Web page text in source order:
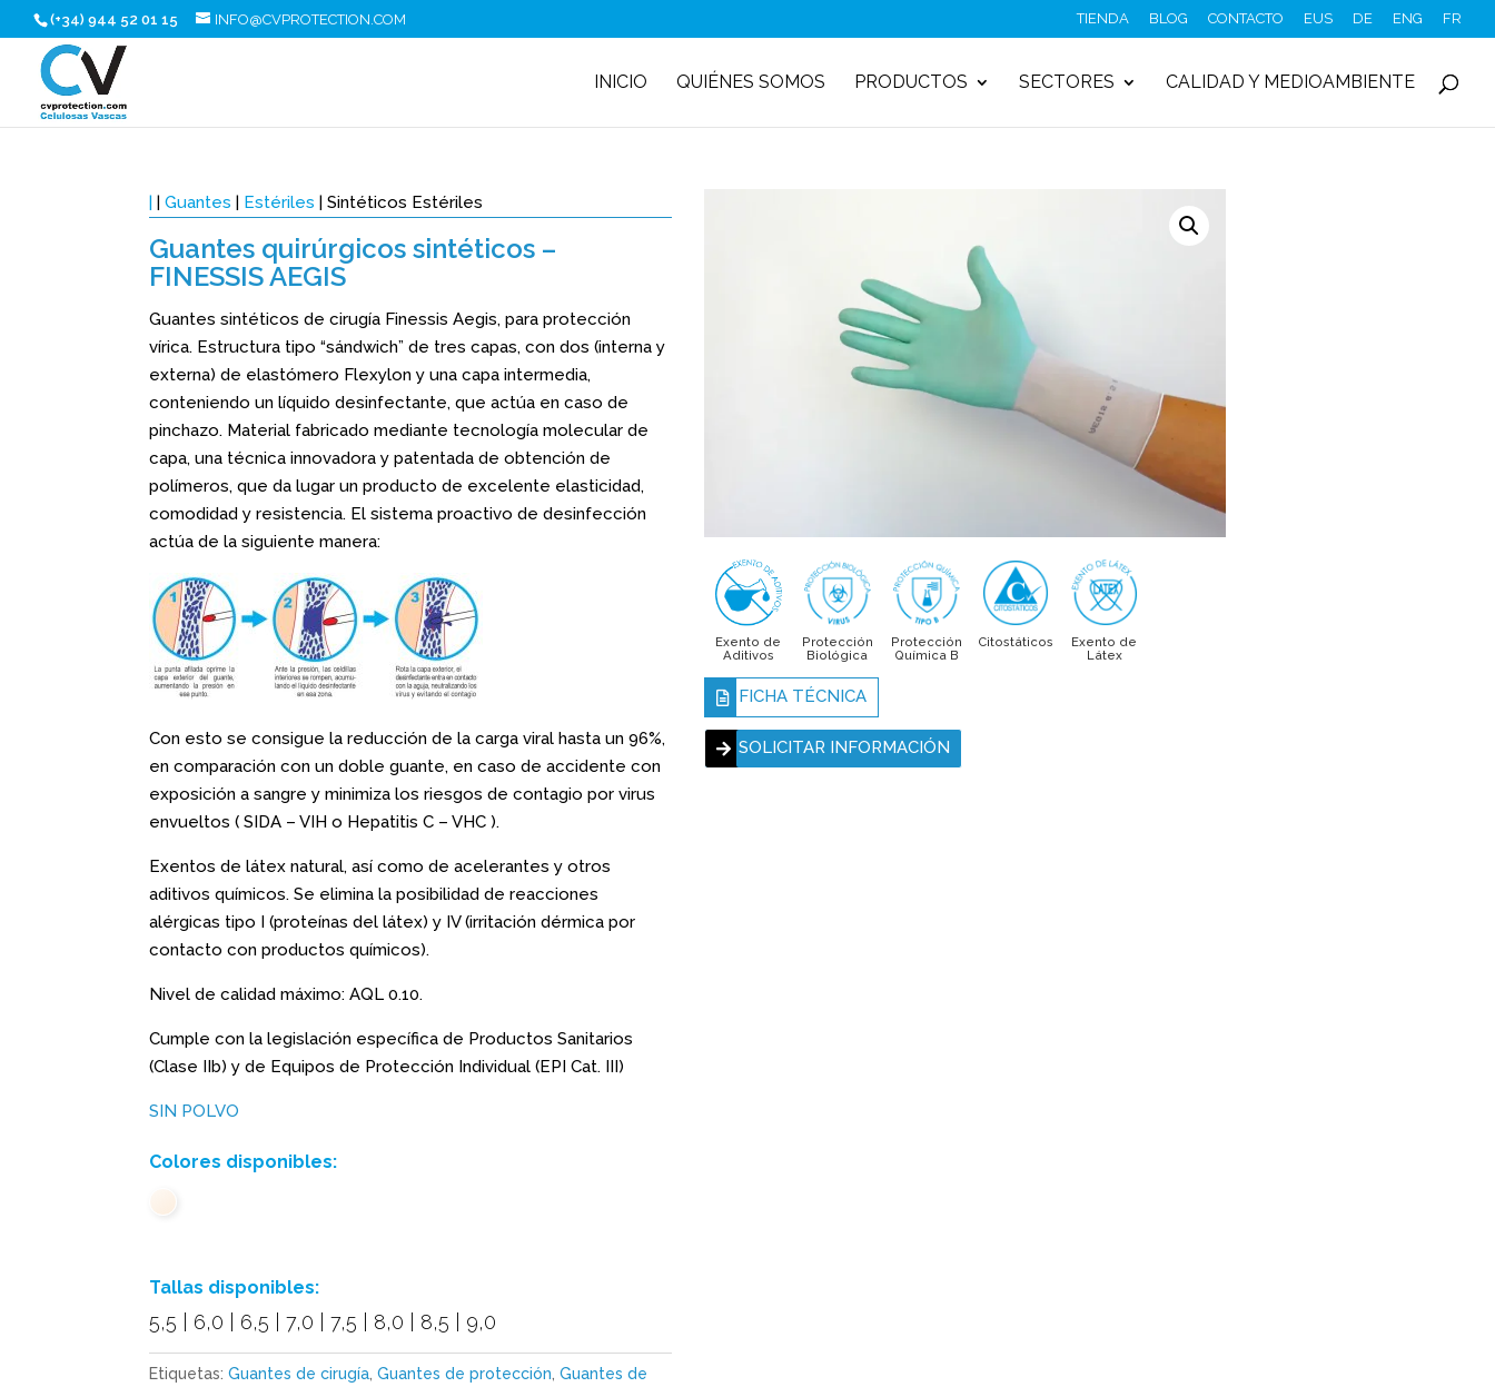
(+34) 944 52 01 15 INFO@CVPROTECTION.COM TIENDA BLOG CONTACTO EUS DE ENG FR
INICIO QUIÉNES SOMOS PRODUCTOS SECTORES CALIDAD Y MEDIOAMBIENTE
| |Guantes | Estériles | Sintéticos Estériles
Guantes quirúrgicos sintéticos –
FINESSIS AEGIS
Guantes sintéticos de cirugía Finessis Aegis, para protección
vírica. Estructura tipo “sándwich” de tres capas, con dos (interna y
externa) de elastómero Flexylon y una capa intermedia,
conteniendo un líquido desinfectante, que actúa en caso de
pinchazo. Material fabricado mediante tecnología molecular de
capa, una técnica innovadora y patentada de obtención de
polímeros, que da lugar un producto de excelente elasticidad,
comodidad y resistencia. El sistema proactivo de desinfección
actúa de la siguiente manera:
Con esto se consigue la reducción de la carga viral hasta un 96%,
en comparación con un doble guante, en caso de accidente con
exposición a sangre y minimiza los riesgos de contagio por virus
envueltos ( SIDA – VIH o Hepatitis C – VHC ).
Exentos de látex natural, así como de acelerantes y otros
aditivos químicos. Se elimina la posibilidad de reacciones
alérgicas tipo I (proteínas del látex) y IV (irritación dérmica por
contacto con productos químicos).
Nivel de calidad máximo: AQL 0.10.
Cumple con la legislación específica de Productos Sanitarios
(Clase IIb) y de Equipos de Protección Individual (EPI Cat. III)
SIN POLVO
Colores disponibles:
Tallas disponibles:
5,5 | 6,0 | 6,5 | 7,0 | 7,5 | 8,0 | 8,5 | 9,0
Etiquetas:Guantes de cirugía ,Guantes de protección ,Guantes de
Exento de
Aditivos
Protección
Biológica
Protección
Química B
Citostáticos
Exento de
Látex
FICHA TÉCNICA
SOLICITAR INFORMACIÓN